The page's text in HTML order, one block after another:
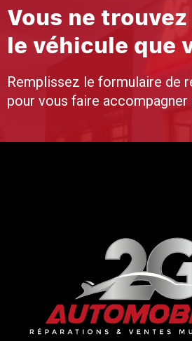
Vous ne
le véhicule que
Remplissez le formulaire de
pour vous faire